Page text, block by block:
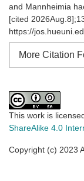
and Mannheimia
[cited
https://
More Citation
This work is
ShareAlike 4.0
Copyright (c) 2023